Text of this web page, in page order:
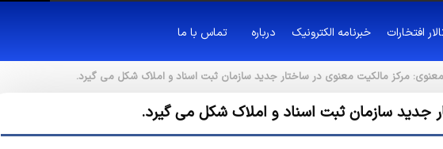
افتخارات خبرنامه الکترونیک درباره تماس با ما
مرکز مالکیت معنوی در ساختار جدید سازمان ثبت اسناد و املاک شکل می گیرد.
جدید سازمان ثبت اسناد و املاک شکل می گیرد.